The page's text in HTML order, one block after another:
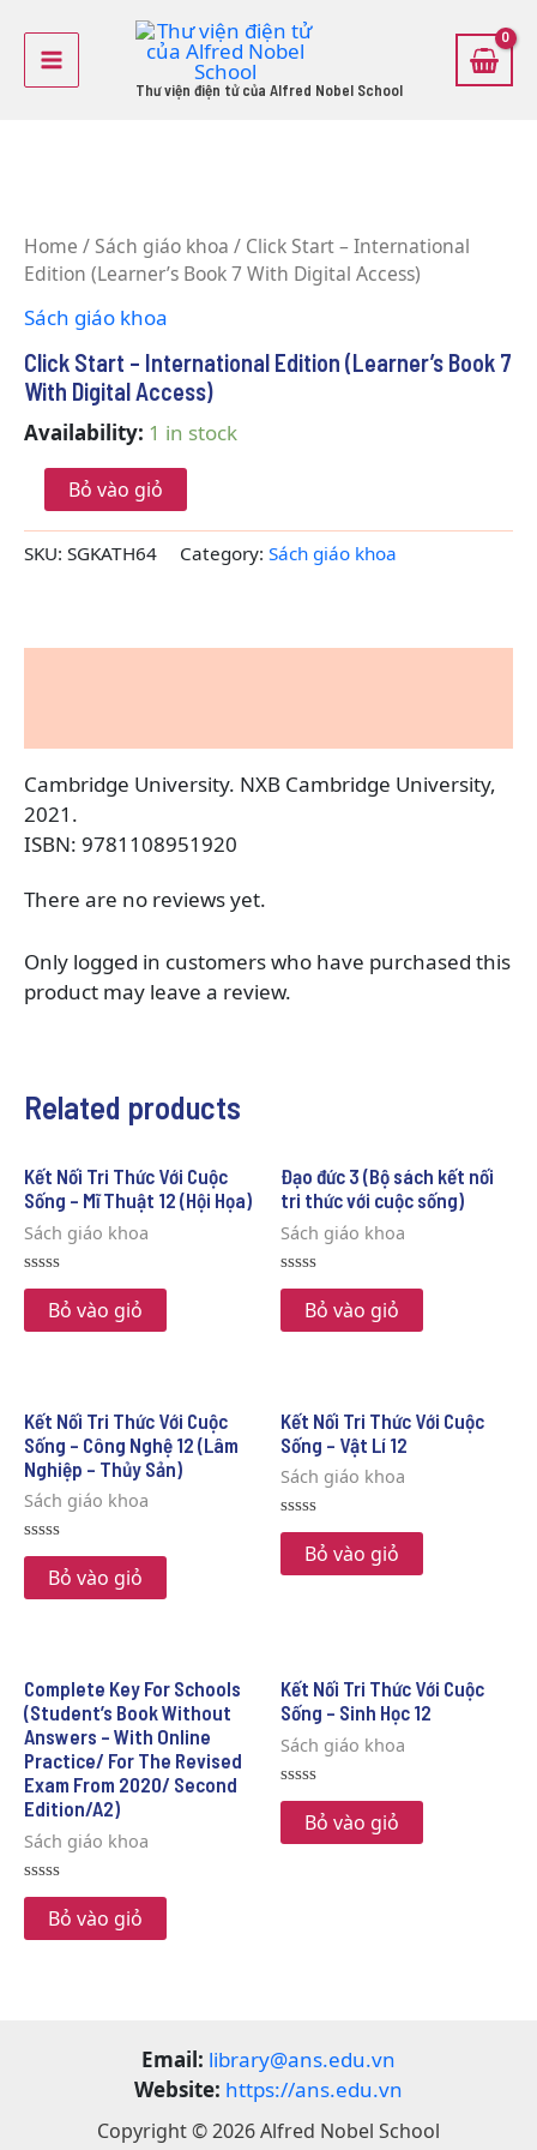
content
Main
Menu
Thư viện điện tử của Alfred Nobel School
Home /Sách giáo khoa / Click Start – International
Edition (Learner’s Book 7 With Digital Access)
Sách giáo khoa
Click Start – International Edition (Learner’s Book 7
With Digital Access)
Availability: 1 in stock
-
International
(Learner's
7
With
Digital
Access)
quantity
Bỏ vào giỏ
SKU: SGKATH64 Category: Sách giáo khoa
Cambridge University. NXB Cambridge University,
2021.
ISBN: 9781108951920
There are no reviews yet.
Only logged in customers who have purchased this
product may leave a review.
Related products
Kết Nối Tri Thức Với Cuộc
Sống – Mĩ Thuật 12 (Hội Họa)
Sách giáo khoa
Rated
of
Bỏ vào giỏ
Đạo đức 3 (Bộ sách kết nối
tri thức với cuộc sống)
Sách giáo khoa
Rated
of
Bỏ vào giỏ
Kết Nối Tri Thức Với Cuộc
Sống – Công Nghệ 12 (Lâm
Nghiệp – Thủy Sản)
Sách giáo khoa
Rated
of
Bỏ vào giỏ
Kết Nối Tri Thức Với Cuộc
Sống – Vật Lí 12
Sách giáo khoa
Rated
of
Bỏ vào giỏ
Complete Key For Schools
(Student’s Book Without
Answers – With Online
Practice/ For The Revised
Exam From 2020/ Second
Edition/A2)
Sách giáo khoa
Rated
of
Bỏ vào giỏ
Kết Nối Tri Thức Với Cuộc
Sống – Sinh Học 12
Sách giáo khoa
Rated
of
Bỏ vào giỏ
Email: library@ans.edu.vn
Website: https://ans.edu.vn
Copyright © 2026 Alfred Nobel School